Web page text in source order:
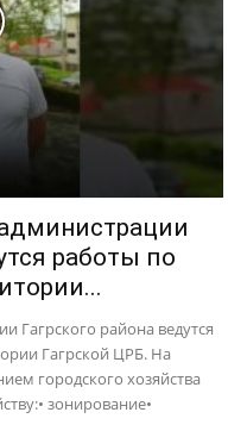
работы по
Гагрского района ведутся
Гагрской ЦРБ. На
городского хозяйства
зонирование•